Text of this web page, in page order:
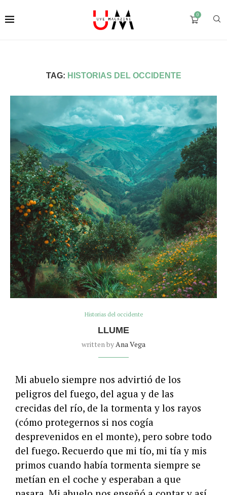
0
TAG: HISTORIAS DEL OCCIDENTE
Historias del occidente
LLUME
written byAna Vega
Mi abuelo siempre nos advirtió de los
peligros del fuego, del agua y de las
crecidas del río, de la tormenta y los rayos
(cómo protegernos si nos cogía
desprevenidos en el monte), pero sobre todo
del fuego. Recuerdo que mi tío, mi tía y mis
primos cuando había tormenta siempre se
metían en el coche y esperaban a que